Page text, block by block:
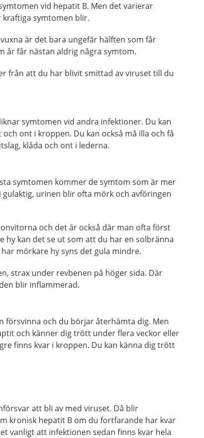
vid hepatit B. Men det varierar
symtomen blir.
är det bara ungefär hälften som får
år får nästan aldrig några symtom.
från att du har blivit smittad av viruset till du
symtomen vid andra infektioner. Du kan
ont i kroppen. Du kan också må illa och få
klåda och ont i lederna.
symtomen kommer de symtom som är mer
urinen blir ofta mörk och avföringen
och det är också där man ofta först
hy kan det se ut som att du har en solbränna
mörkare hy syns det gula mindre.
strax under revbenen på höger sida. Där
blir inflammerad.
försvinna och du börjar återhämta dig. Men
och känner dig trött under flera veckor eller
finns kvar i kroppen. Du kan känna dig trött
att bli av med viruset. Då blir
kronisk hepatit B om du fortfarande har kvar
vanligt att infektionen sedan finns kvar hela